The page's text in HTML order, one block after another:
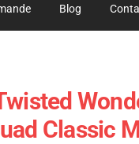
Blog
Classic